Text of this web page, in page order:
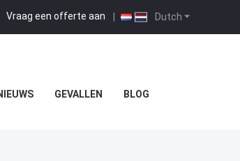
Dutch
Vraag een offerte aan |
GEVALLEN BLOG